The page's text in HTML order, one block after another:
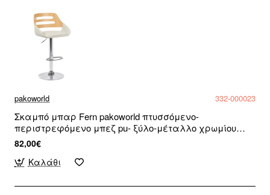
pakoworld 332-000023
Σκαμπό μπαρ Fern pakoworld πτυσσόμενο-
περιστρεφόμενο μπεζ pu- ξύλο-μέταλλο χρωμίου
52x48.5x89-110.5εκ
82,00€
Καλάθι